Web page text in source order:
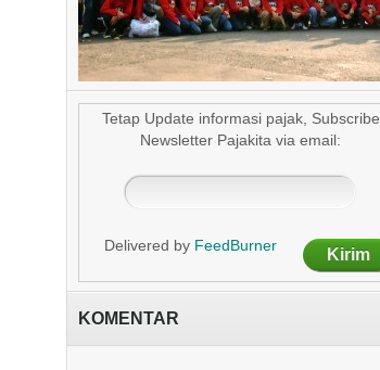
3/12
Tetap Update informasi pajak, Subscribe
Newsletter Pajakita via email:
Delivered by FeedBurner
KOMENTAR